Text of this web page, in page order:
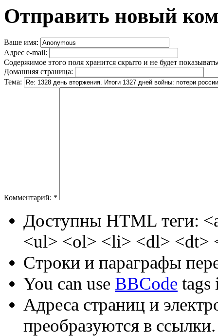
Отправить новый
Ваше имя:
Адрес e-mail:
Содержимое этого поля хранится скрыто и не будет
Домашняя страница:
Тема:
Комментарий: *
Доступны HTML теги:
<ul> <ol> <li> <dl> <dt>
Строки и параграфы
You can use BBCode tags
Адреса страниц и
преобразуются в ссылки.